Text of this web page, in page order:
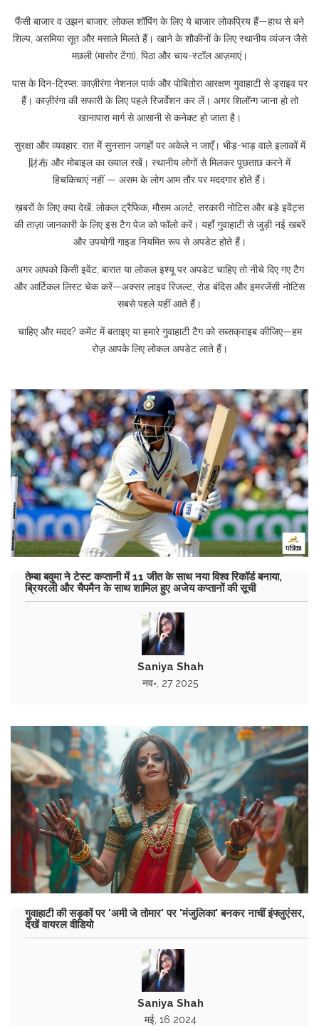
फैंसी बाजार व उझन बाजार: लोकल शॉपिंग के लिए ये बाजार लोकप्रिय हैं—हाथ से बने
शिल्प, असमिया सूत और मसाले मिलते हैं। खाने के शौकीनों के लिए स्थानीय व्यंजन जैसे
मछली (मासोर टेंगा), पिठा और चाय-स्टॉल आज़माएं।
पास के दिन-ट्रिप्स: काज़ीरंगा नेशनल पार्क और पोबितोरा आरक्षण गुवाहाटी से ड्राइव पर
हैं। काज़ीरंगा की सफारी के लिए पहले रिजर्वेशन कर लें। अगर शिलॉन्ग जाना हो तो
खानापारा मार्ग से आसानी से कनेक्ट हो जाता है।
सुरक्षा और व्यवहार: रात में सुनसान जगहों पर अकेले न जाएँ। भीड़-भाड़ वाले इलाकों में
財布 और मोबाइल का ख्याल रखें। स्थानीय लोगों से मिलकर पूछताछ करने में
हिचकिचाएं नहीं — असम के लोग आम तौर पर मददगार होते हैं।
ख़बरों के लिए क्या देखें: लोकल ट्रैफिक, मौसम अलर्ट, सरकारी नोटिस और बड़े इवेंट्स
की ताज़ा जानकारी के लिए इस टैग पेज को फॉलो करें। यहाँ गुवाहाटी से जुड़ी नई खबरें
और उपयोगी गाइड नियमित रूप से अपडेट होते हैं।
अगर आपको किसी इवेंट, बारात या लोकल इश्यू पर अपडेट चाहिए तो नीचे दिए गए टैग
और आर्टिकल लिस्ट चेक करें—अक्सर लाइव रिजल्ट, रोड बंदिस और इमरजेंसी नोटिस
सबसे पहले यहीं आते हैं।
चाहिए और मदद? कमेंट में बताइए या हमारे गुवाहाटी टैग को सब्सक्राइब कीजिए—हम
रोज़ आपके लिए लोकल अपडेट लाते हैं।
तेम्बा बवुमा ने टेस्ट कप्तानी में 11 जीत के साथ नया विश्व रिकॉर्ड बनाया,
ब्रियरली और चैपमैन के साथ शामिल हुए अजेय कप्तानों की सूची
Saniya Shah
नव॰, 27 2025
गुवाहाटी की सड़कों पर 'अमी जे तोमार' पर 'मंजुलिका' बनकर नाचीं इंफ्लुएंसर,
देखें वायरल वीडियो
Saniya Shah
मई, 16 2024